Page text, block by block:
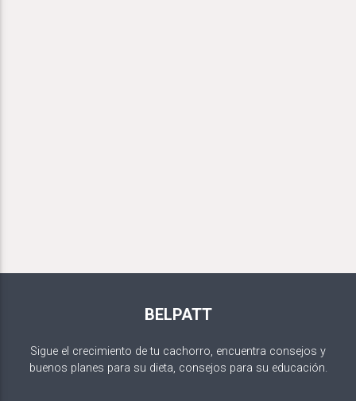
BELPATT
Sigue el crecimiento de tu cachorro, encuentra consejos y
buenos planes para su dieta, consejos para su educación.